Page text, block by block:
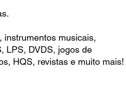
instrumentos musicais,
LPS, DVDS, jogos de
HQS, revistas e muito mais!